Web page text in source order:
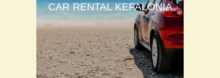
CAR RENTAL KEFALONIA